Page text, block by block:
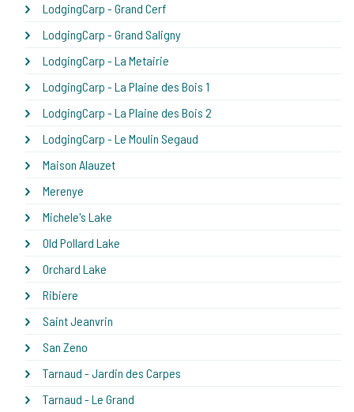
LodgingCarp - Grand Cerf
LodgingCarp - Grand Saligny
LodgingCarp - La Metairie
LodgingCarp - La Plaine des Bois 1
LodgingCarp - La Plaine des Bois 2
LodgingCarp - Le Moulin Segaud
Maison Alauzet
Merenye
Michele's Lake
Old Pollard Lake
Orchard Lake
Ribiere
Saint Jeanvrin
San Zeno
Tarnaud - Jardin des Carpes
Tarnaud - Le Grand